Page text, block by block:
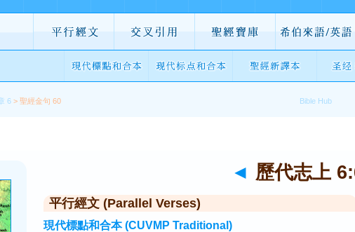
6 > 聖經金句 60
◄ 歷代志上
平行經文 (Parallel Verses)
現代標點和合本 (CUVMP Traditional)